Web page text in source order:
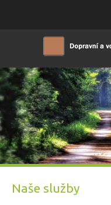
Naše služby